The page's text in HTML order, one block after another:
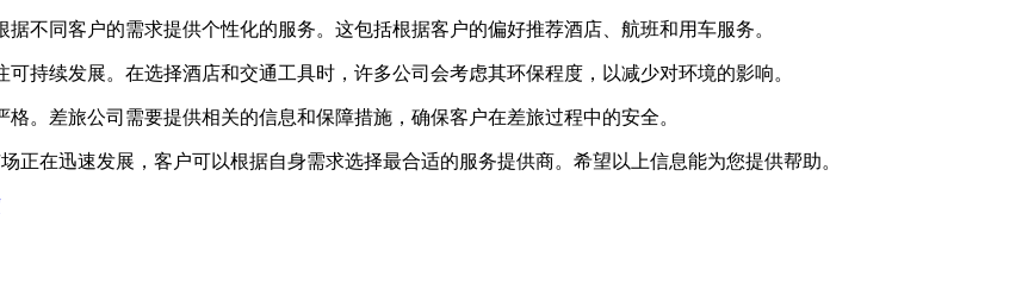
不同客户的需求提供个性化的服务。这包括根据客户的偏好推荐酒店、航班和用车服务。
持续发展。在选择酒店和交通工具时，许多公司会考虑其环保程度，以减少对环境的影响。
。差旅公司需要提供相关的信息和保障措施，确保客户在差旅过程中的安全。
在迅速发展，客户可以根据自身需求选择最合适的服务提供商。希望以上信息能为您提供帮助。